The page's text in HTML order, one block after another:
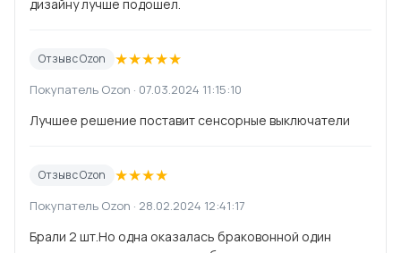
дизайну лучше подошел.
Отзыв с Ozon ★★★★★
Покупатель Ozon · 07.03.2024 11:15:10
Лучшее решение поставит сенсорные выключатели
Отзыв с Ozon ★★★★
Покупатель Ozon · 28.02.2024 12:41:17
Брали 2 шт.Но одна оказалась браковонной один